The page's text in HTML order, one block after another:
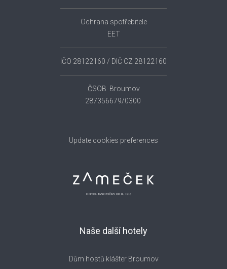
Ochrana spotřebitele
EET
IČO 28122160 / DIČ CZ 28122160
ČSOB Broumov
287356679/0300
Update cookies preferences
Naše další hotely
Dům hostů klášter Broumov